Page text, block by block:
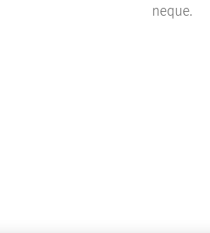
neque.